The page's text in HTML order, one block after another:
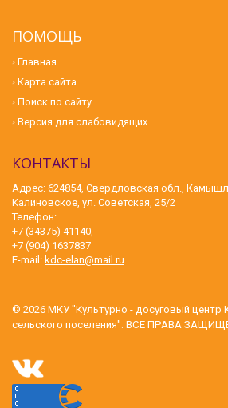
ПОМОЩЬ
Главная
Карта сайта
Поиск по сайту
Версия для слабовидящих
КОНТАКТЫ
Адрес: 624854, Свердловская обл.,
Калиновское, ул. Советская, 25/2
Телефон:
+7 (34375) 41140,
+7 (904) 1637837
E-mail: kdc-elan@mail.ru
© 2026 МКУ "Культурно - досуговый центр
сельского поселения". ВСЕ ПРАВА